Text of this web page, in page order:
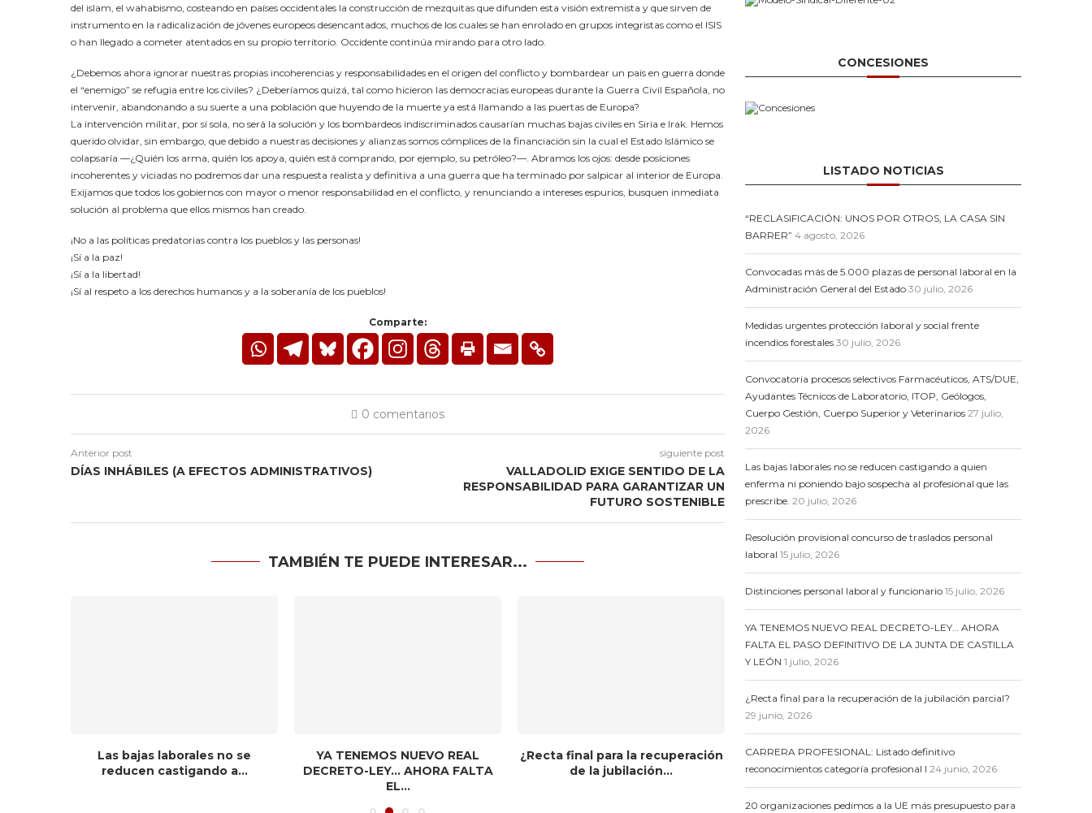
del islam, el wahabismo, costeando en países occidentales la construcción de mezquitas que difunden esta visión extremista y que sirven de
instrumento en la radicalización de jóvenes europeos desencantados, muchos de los cuales se han enrolado en grupos integristas como el ISIS
o han llegado a cometer atentados en su propio territorio. Occidente continúa mirando para otro lado.
¿Debemos ahora ignorar nuestras propias incoherencias y responsabilidades en el origen del conflicto y bombardear un país en guerra donde
el “enemigo” se refugia entre los civiles? ¿Deberíamos quizá, tal como hicieron las democracias europeas durante la Guerra Civil Española, no
intervenir, abandonando a su suerte a una población que huyendo de la muerte ya está llamando a las puertas de Europa?
La intervención militar, por sí sola, no será la solución y los bombardeos indiscriminados causarían muchas bajas civiles en Siria e Irak. Hemos
querido olvidar, sin embargo, que debido a nuestras decisiones y alianzas somos cómplices de la financiación sin la cual el Estado Islámico se
colapsaría ―¿Quién los arma, quién los apoya, quién está comprando, por ejemplo, su petróleo?―. Abramos los ojos: desde posiciones
incoherentes y viciadas no podremos dar una respuesta realista y definitiva a una guerra que ha terminado por salpicar al interior de Europa.
Exijamos que todos los gobiernos con mayor o menor responsabilidad en el conflicto, y renunciando a intereses espurios, busquen inmediata
solución al problema que ellos mismos han creado.
¡No a las políticas predatorias contra los pueblos y las personas!
¡Sí a la paz!
¡Sí a la libertad!
¡Sí al respeto a los derechos humanos y a la soberanía de los pueblos!
Comparte:
0 comentarios
Anterior post
DÍAS INHÁBILES (A EFECTOS ADMINISTRATIVOS)
siguiente post
VALLADOLID EXIGE SENTIDO DE LA
RESPONSABILIDAD PARA GARANTIZAR UN
FUTURO SOSTENIBLE
TAMBIÉN TE PUEDE INTERESAR...
Las bajas laborales no se
reducen castigando a...
YA TENEMOS NUEVO REAL
DECRETO-LEY… AHORA FALTA
EL...
¿Recta final para la recuperación
de la jubilación...
20 organizaciones pedimos a la
UE más presupuesto...
denuncia que la
CONCESIONES
LISTADO NOTICIAS
“RECLASIFICACIÓN: UNOS POR OTROS, LA CASA SIN
BARRER” 4 agosto, 2026
Convocadas más de 5.000 plazas de personal laboral en la
Administración General del Estado 30 julio, 2026
Medidas urgentes protección laboral y social frente
incendios forestales 30 julio, 2026
Convocatoria procesos selectivos Farmacéuticos, ATS/DUE,
Ayudantes Técnicos de Laboratorio, ITOP, Geólogos,
Cuerpo Gestión, Cuerpo Superior y Veterinarios 27 julio,
2026
Las bajas laborales no se reducen castigando a quien
enferma ni poniendo bajo sospecha al profesional que las
prescribe. 20 julio, 2026
Resolución provisional concurso de traslados personal
laboral 15 julio, 2026
Distinciones personal laboral y funcionario 15 julio, 2026
YA TENEMOS NUEVO REAL DECRETO-LEY… AHORA
FALTA EL PASO DEFINITIVO DE LA JUNTA DE CASTILLA
Y LEÓN 1 julio, 2026
¿Recta final para la recuperación de la jubilación parcial?
29 junio, 2026
CARRERA PROFESIONAL: Listado definitivo
reconocimientos categoría profesional I 24 junio, 2026
20 organizaciones pedimos a la UE más presupuesto para